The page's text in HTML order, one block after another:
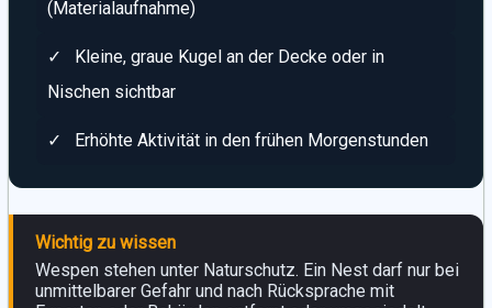
(Materialaufnahme)
✓
Kleine, graue Kugel an der Decke oder in
Nischen sichtbar
✓ Erhöhte Aktivität in den frühen Morgenstunden
Wichtig zu wissen
Wespen stehen unter Naturschutz. Ein Nest darf nur bei
unmittelbarer Gefahr und nach Rücksprache mit